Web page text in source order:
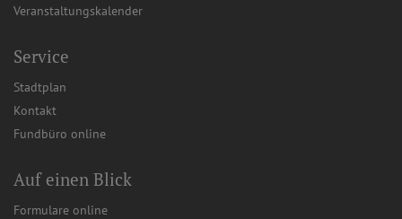
Veranstaltungskalender
Service
Stadtplan
Kontakt
Fundbüro online
Auf einen Blick
Formulare online